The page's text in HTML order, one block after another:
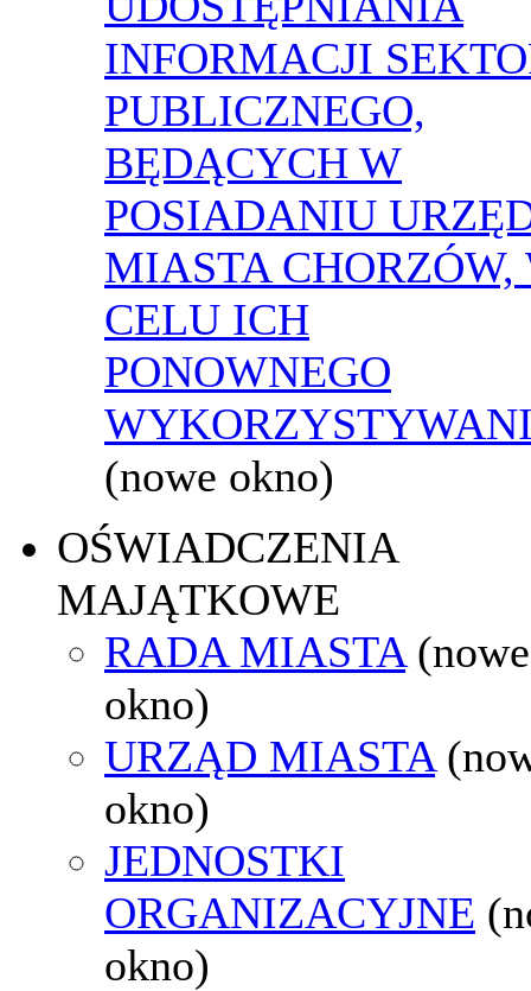
INFORMACJI
PUBLICZNEGO,
BĘDĄCYCH W
POSIADANIU
MIASTA CHORZÓW,
CELU ICH
PONOWNEGO
(nowe okno)
OŚWIADCZENIA
MAJĄTKOWE
RADA MIASTA (nowe
okno)
URZĄD MIASTA
okno)
JEDNOSTKI
ORGANIZACYJNE
okno)